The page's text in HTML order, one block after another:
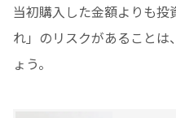
当初購入した金額よりも
れ」のリスクがあること
ょう。